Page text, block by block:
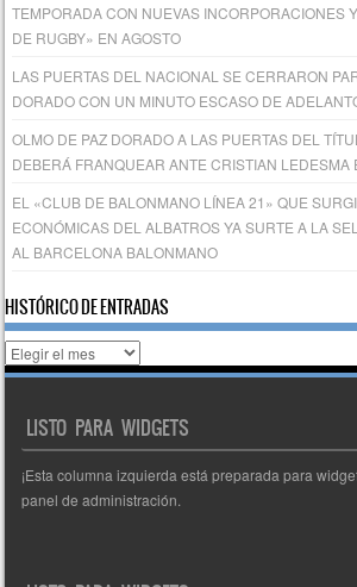
TEMPORADA CON NUEVAS INCORPORACIONES
DE RUGBY» EN AGOSTO
LAS PUERTAS DEL NACIONAL SE CERRARON
DORADO CON UN MINUTO ESCASO DE
OLMO DE PAZ DORADO A LAS PUERTAS DEL
DEBERÁ FRANQUEAR ANTE CRISTIAN LEDESMA
EL «CLUB DE BALONMANO LÍNEA 21» QUE
ECONÓMICAS DEL ALBATROS YA SURTE A LA
AL BARCELONA BALONMANO
HISTÓRICO DE ENTRADAS
Histórico
de
LISTO PARA WIDGETS
¡Esta columna izquierda está preparada para
panel de administración.